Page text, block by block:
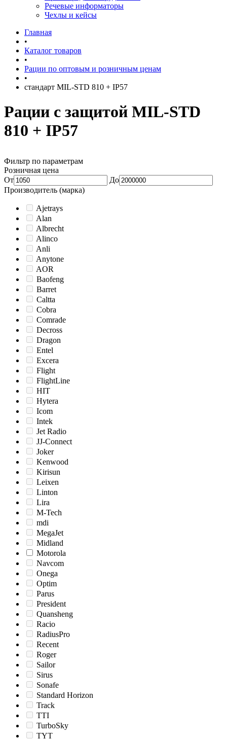
Речевые информаторы
Чехлы и кейсы
Главная
•
Каталог товаров
•
Рации по оптовым и розничным ценам
•
стандарт MIL-STD 810 + IP57
Рации с защитой MIL-STD
810 + IP57
Фильтр по параметрам
Розничная цена
От
До
Производитель (марка)
Ajetrays
Alan
Albrecht
Alinco
Anli
Anytone
AOR
Baofeng
Barret
Caltta
Cobra
Comrade
Decross
Dragon
Entel
Excera
Flight
FlightLine
HIT
Hytera
Icom
Intek
Jet Radio
JJ-Connect
Joker
Kenwood
Kirisun
Leixen
Linton
Lira
M-Tech
mdi
MegaJet
Midland
Motorola
Navcom
Onega
Optim
Parus
President
Quansheng
Racio
RadiusPro
Recent
Roger
Sailor
Sirus
Sonafe
Standard Horizon
Track
TTI
TurboSky
TYT